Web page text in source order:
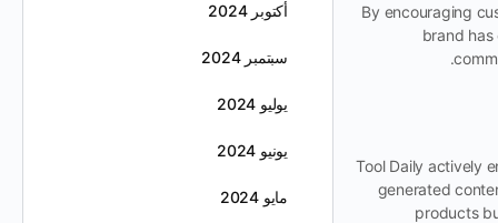
By encouraging
brand
Tool Daily actively
generated
products
أكتوبر 2024
سبتمبر 2024
يوليو 2024
يونيو 2024
مايو 2024